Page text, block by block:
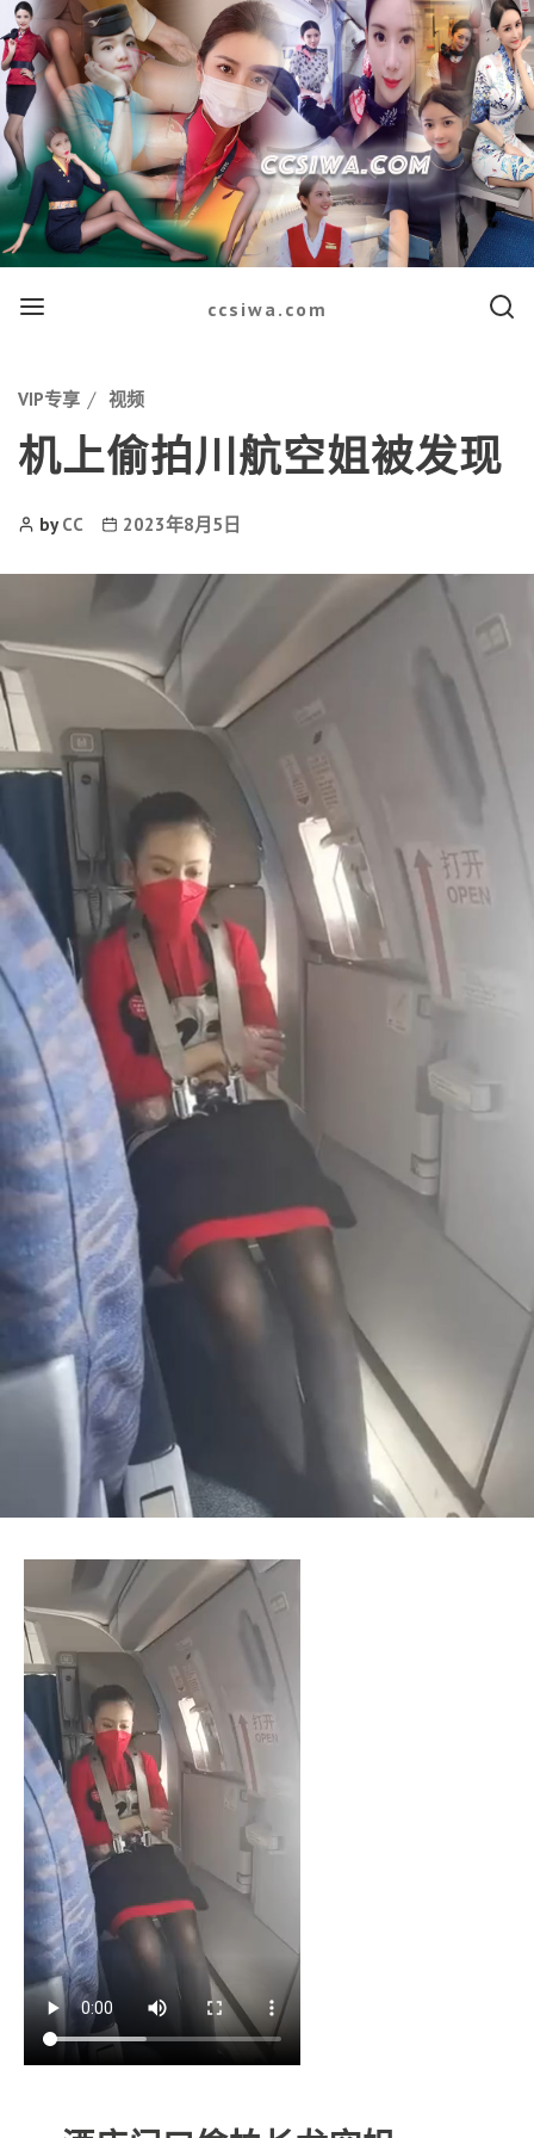
Menu ccsiwa.com Search
Categories
VIP专享 视频
机上偷拍川航空姐被发现
PostbyCC
Post2023年8月5日